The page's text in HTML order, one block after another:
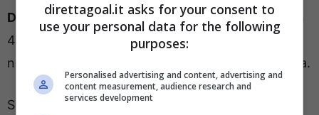
De Laurentiisgonfiare a dismisura il valore di ben
4 giocatori formalmente girati ai transalpini
nell’affare ma poi mai nemmeno arrivati in Francia.
Si tratta del terzo portiere
direttagoal.it asks for your consent to
use your personal data for the following
purposes:
Personalised advertising and content, advertising and
content measurement, audience research and
services development